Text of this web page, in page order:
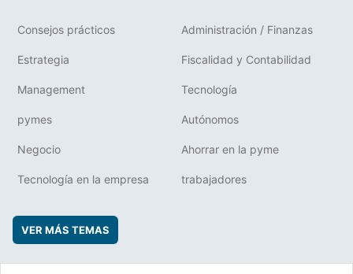
Consejos prácticos Administración / Finanzas
Estrategia Fiscalidad y Contabilidad
Management Tecnología
pymes Autónomos
Negocio Ahorrar en la pyme
Tecnología en la empresa trabajadores
VER MÁS TEMAS